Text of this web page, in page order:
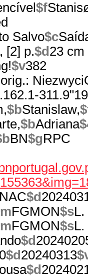
$f
Salvo$c
[2] p.$d 23 cm
$v382
$bStanislaw,
$bAdriana
BN$gRPC
$d
FGMON$sL.
FGMON$sL.
$d
0$d 20240313
$d